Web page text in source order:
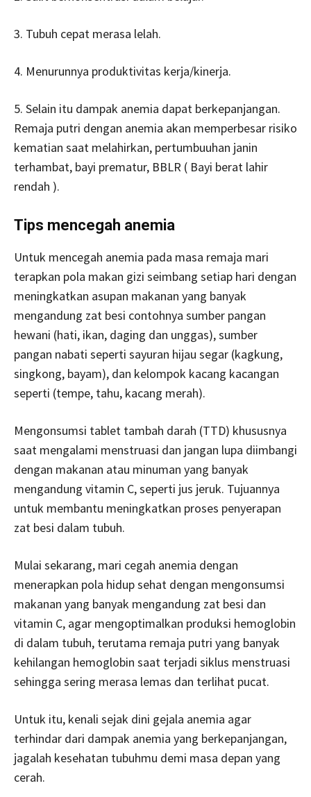
3. Tubuh cepat merasa lelah.
4. Menurunnya produktivitas kerja/kinerja.
5. Selain itu dampak anemia dapat berkepanjangan.
Remaja putri dengan anemia akan memperbesar risiko
kematian saat melahirkan, pertumbuuhan janin
terhambat, bayi prematur, BBLR ( Bayi berat lahir
rendah ).
Tips mencegah anemia
Untuk mencegah anemia pada masa remaja mari
terapkan pola makan gizi seimbang setiap hari dengan
meningkatkan asupan makanan yang banyak
mengandung zat besi contohnya sumber pangan
hewani (hati, ikan, daging dan unggas), sumber
pangan nabati seperti sayuran hijau segar (kagkung,
singkong, bayam), dan kelompok kacang kacangan
seperti (tempe, tahu, kacang merah).
Mengonsumsi tablet tambah darah (TTD) khususnya
saat mengalami menstruasi dan jangan lupa diimbangi
dengan makanan atau minuman yang banyak
mengandung vitamin C, seperti jus jeruk. Tujuannya
untuk membantu meningkatkan proses penyerapan
zat besi dalam tubuh.
Mulai sekarang, mari cegah anemia dengan
menerapkan pola hidup sehat dengan mengonsumsi
makanan yang banyak mengandung zat besi dan
vitamin C, agar mengoptimalkan produksi hemoglobin
di dalam tubuh, terutama remaja putri yang banyak
kehilangan hemoglobin saat terjadi siklus menstruasi
sehingga sering merasa lemas dan terlihat pucat.
Untuk itu, kenali sejak dini gejala anemia agar
terhindar dari dampak anemia yang berkepanjangan,
jagalah kesehatan tubuhmu demi masa depan yang
cerah.